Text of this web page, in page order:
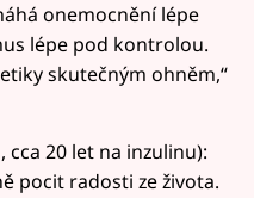
onemocnění lépe
lépe pod kontrolou.
skutečným ohněm,“
20 let na inzulinu):
pocit radosti ze života.